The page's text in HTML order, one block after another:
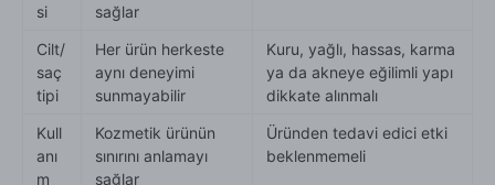
si
sağlar
Cilt/
saç
tipi
Her ürün herkeste
aynı deneyimi
sunmayabilir
Kuru, yağlı, hassas, karma
ya da akneye eğilimli yapı
dikkate alınmalı
Kull
anı
m
Kozmetik ürünün
sınırını anlamayı
sağlar
Üründen tedavi edici etki
beklenmemeli